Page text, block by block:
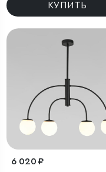
КУПИТЬ
6 020 ₽